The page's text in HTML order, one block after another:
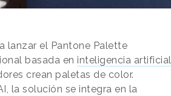
lanzar el Pantone Palette
basada en inteligencia artificial
crean paletas de color.
la solución se integra en la